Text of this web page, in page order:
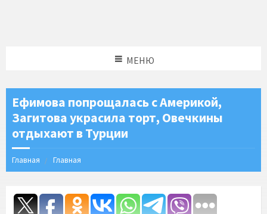
МЕНЮ
Ефимова попрощалась с Америкой,
Загитова украсила торт, Овечкины
отдыхают в Турции
Главная Главная